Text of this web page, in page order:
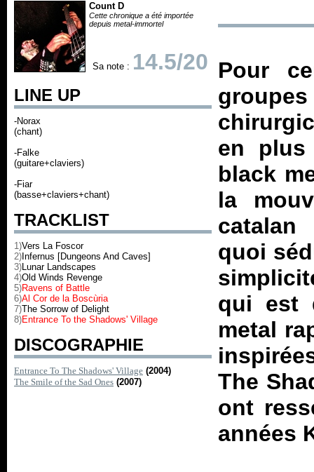
Count D
Cette chronique a été importée
depuis metal-immortel
Sa note : 14.5/20
LINE UP
-Norax
(chant)
-Falke
(guitare+claviers)
-Fiar
(basse+claviers+chant)
TRACKLIST
1)Vers La Foscor
2) Infernus [Dungeons And Caves]
3)Lunar Landscapes
4)Old Winds Revenge
5)Ravens of Battle
6)Al Cor de la Boscùria
7)The Sorrow of Delight
8)Entrance To the Shadows' Village
DISCOGRAPHIE
Entrance To The Shadows' Village (2004)
The Smile of the Sad Ones (2007)
Pour
en
black
la
catalan
quoi
qui est
metal
The
ont
années